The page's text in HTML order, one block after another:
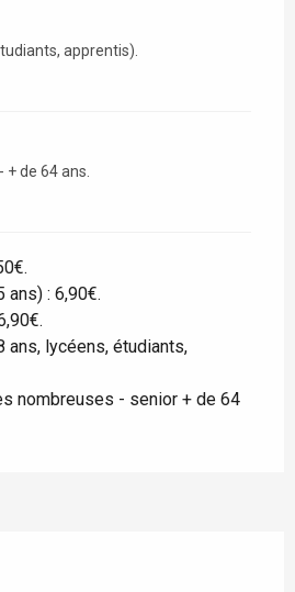
apprentis).
+ de 64 ans.
ans) : 6,90€.
ans, lycéens, étudiants,
nombreuses - senior + de 64